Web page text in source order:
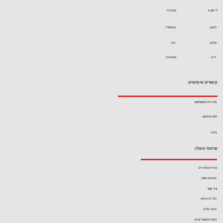
קישורים שימושיים
תנאי שימוש
מדיניות המשתמש
בלוג
שיתופי פעולה
תוכנית משפיענים
הסיפור שלנו
סיורים פרטיים
הדריכו איתנו
כתבו עלינו
צור קשר
נאפפליו לוזאן
סגוביה
מלגה
לייפציג
מטאורה
וינה
ליון